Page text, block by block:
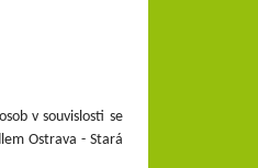
v souvislosti se
Ostrava - Stará